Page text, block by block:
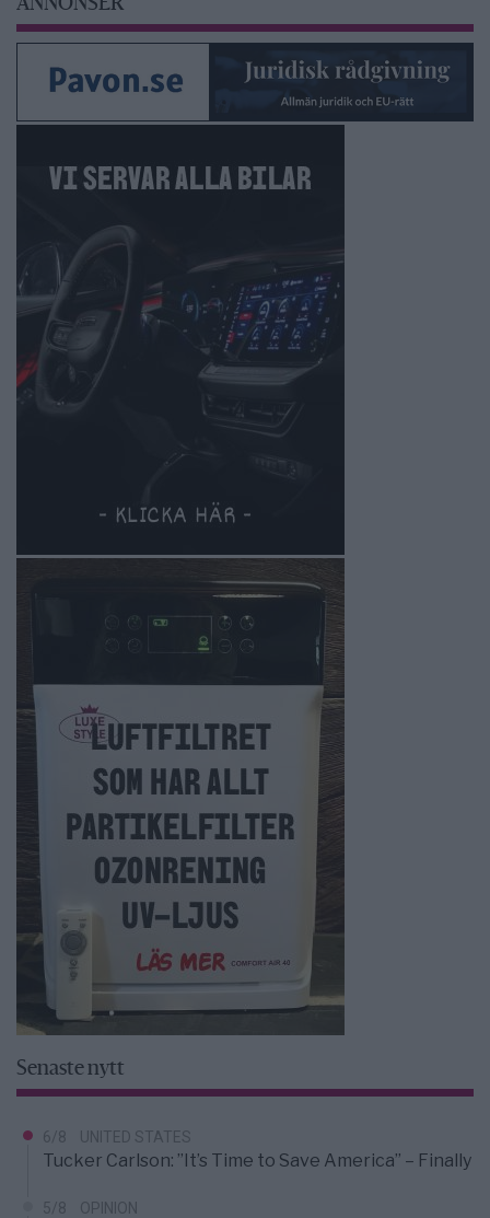
ANNONSER
Senaste nytt
6/8 UNITED STATES
Tucker Carlson: ”It’s Time to Save America” – Finally
5/8 OPINION